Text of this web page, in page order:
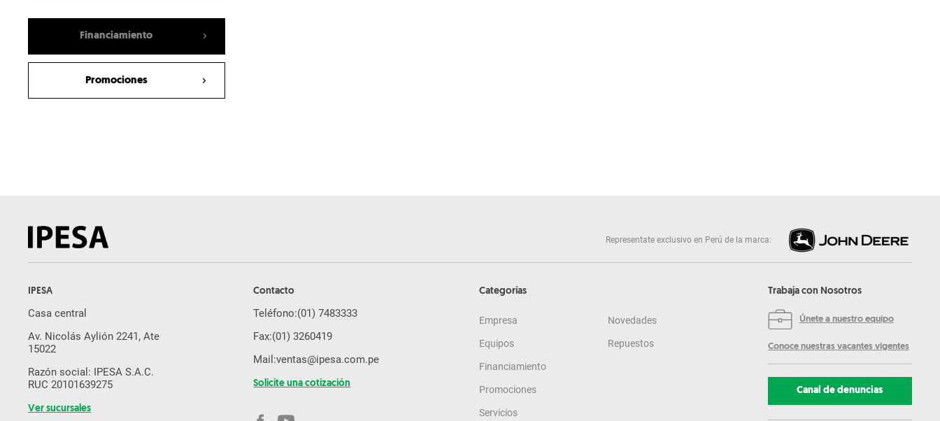
Rodillo de Asfalto
Cucharón Mezclador
Rodillo Compacto
Miniexcavadora
Equipos usados
Martillo Hidraulico
Financiamiento
Promociones
Representate exclusivo en Perú de la marca:
IPESA
Casa central
Av. Nicolás Aylión 2241, Ate
15022
Razón social: IPESA S.A.C.
RUC 20101639275
Ver sucursales
Contacto
Teléfono:(01) 7483333
Fax:(01) 3260419
Mail:ventas@ipesa.com.pe
Solicite una cotización
Categorías
Empresa
Equipos
Financiamiento
Promociones
Servicios
Novedades
Repuestos
Trabaja con Nosotros
Únete a nuestro equipo
Conoce nuestras vacantes vigentes
Canal de denuncias